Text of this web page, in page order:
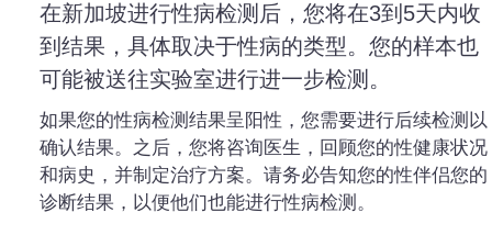
在新加坡进行性病检测后，您将在3到5天内收
到结果，具体取决于性病的类型。您的样本也
可能被送往实验室进行进一步检测。
如果您的性病检测结果呈阳性，您需要进行后续检测以
确认结果。之后，您将咨询医生，回顾您的性健康状况
和病史，并制定治疗方案。请务必告知您的性伴侣您的
诊断结果，以便他们也能进行性病检测。